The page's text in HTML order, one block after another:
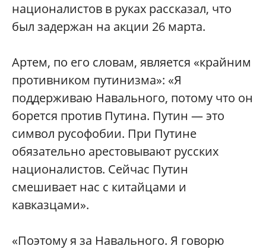
националистов в руках рассказал, что
был задержан на акции 26 марта.
Артем, по его словам, является «крайним
противником путинизма»: «Я
поддерживаю Навального, потому что он
борется против Путина. Путин — это
символ русофобии. При Путине
обязательно арестовывают русских
националистов. Сейчас Путин
смешивает нас с китайцами и
кавказцами».
«Поэтому я за Навального. Я говорю